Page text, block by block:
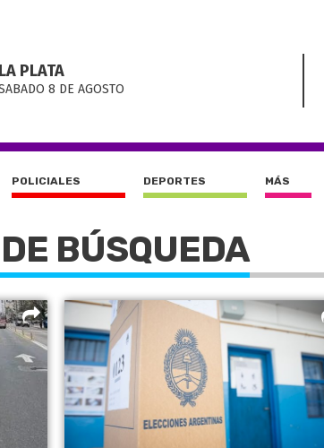
LA PLATA
8 DE AGOSTO
POLICIALES DEPORTES MÁS
BÚSQUEDA